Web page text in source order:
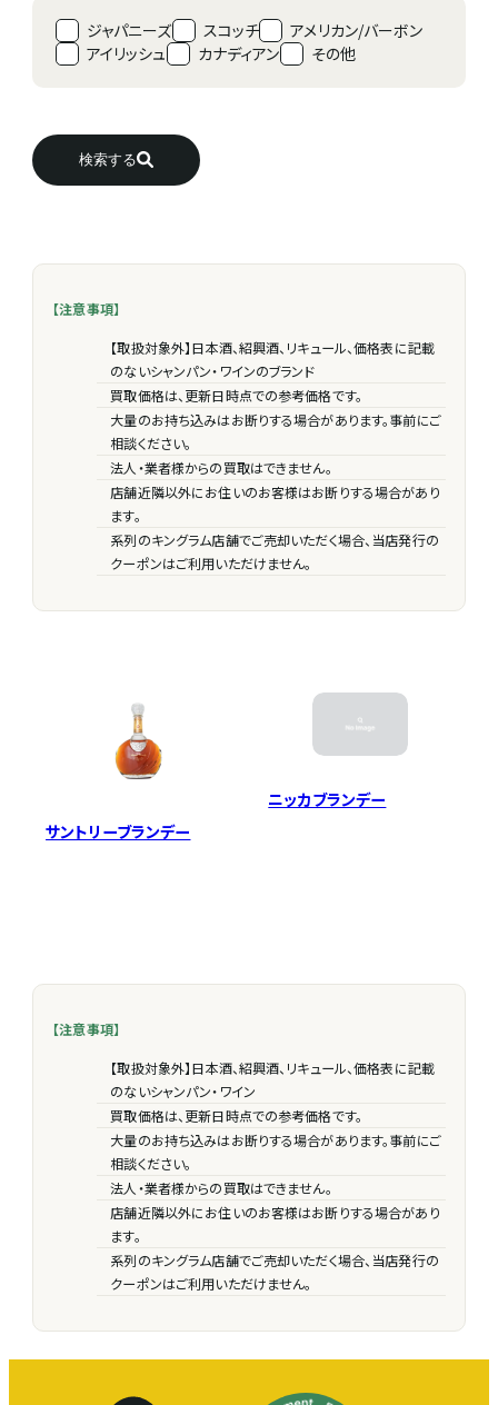
ジャパニーズ スコッチ
アメリカン/バーボン
アイリッシュ
カナディアン その他
検索する
【注意事項】
【取扱対象外】日本酒、紹興酒、リキュール、価格表に記載
のないシャンパン・ワインのブランド
買取価格は、更新日時点での参考価格です。
大量のお持ち込みはお断りする場合があります。事前にご
相談ください。
法人・業者様からの買取はできません。
店舗近隣以外にお住いのお客様はお断りする場合があり
ます。
系列のキングラム店舗でご売却いただく場合、当店発行の
クーポンはご利用いただけません。
サントリーブランデー
ニッカブランデー
【注意事項】
【取扱対象外】日本酒、紹興酒、リキュール、価格表に記載
のないシャンパン・ワイン
買取価格は、更新日時点での参考価格です。
大量のお持ち込みはお断りする場合があります。事前にご
相談ください。
法人・業者様からの買取はできません。
店舗近隣以外にお住いのお客様はお断りする場合があり
ます。
系列のキングラム店舗でご売却いただく場合、当店発行の
クーポンはご利用いただけません。